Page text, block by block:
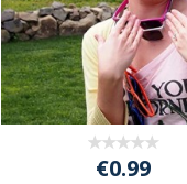
€0.99